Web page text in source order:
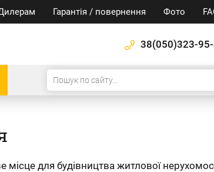
Гарантія / повернення Фото
38(050)323-
для будівництва житлової